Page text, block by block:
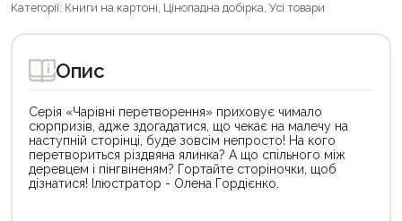
Категорії: Книги на картоні, Цінопадна добірка, Усі товари
Опис
Серія «Чарівні перетворення» приховує чимало
сюрпризів, адже здогадатися, що чекає на малечу на
наступній сторінці, буде зовсім непросто! На кого
перетвориться різдвяна ялинка? А що спільного між
деревцем і пінгвіненям? Гортайте сторіночки, щоб
дізнатися! Ілюстратор - Олена Гордієнко.